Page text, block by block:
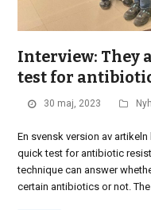
Interview: They
test for
30 maj, 2023
En svensk version av
quick test for antibiotic
technique can answer
certain antibiotics or not.